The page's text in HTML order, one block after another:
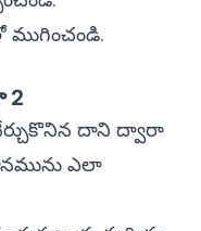
ముగించండి.
2
దాని ద్వారా
ఎలా